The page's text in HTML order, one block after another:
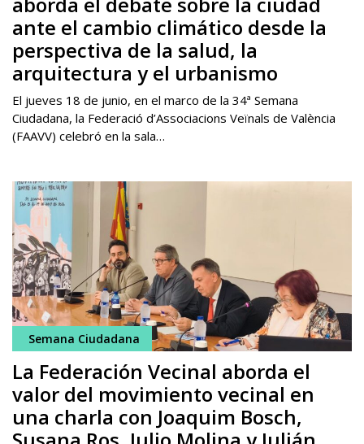
ante el cambio climático desde la
perspectiva de la salud, la
arquitectura y el urbanismo
El jueves 18 de junio, en el marco de la 34ª Semana
Ciudadana, la Federació d’Associacions Veïnals de València
(FAAVV) celebró en la sala…
Semana Ciudadana
La Federación Vecinal aborda el
valor del movimiento vecinal en
una charla con Joaquim Bosch,